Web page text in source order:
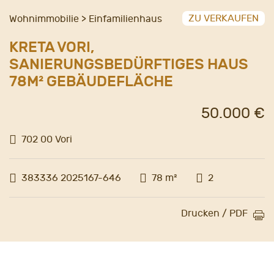
Wohnimmobilie > Einfamilienhaus ZU VERKAUFEN
KRETA VORI,
SANIERUNGSBEDÜRFTIGES HAUS
78M² GEBÄUDEFLÄCHE
702 00 Vori
50.000 €
383336 2025167-646 78 m² 2
Drucken / PDF